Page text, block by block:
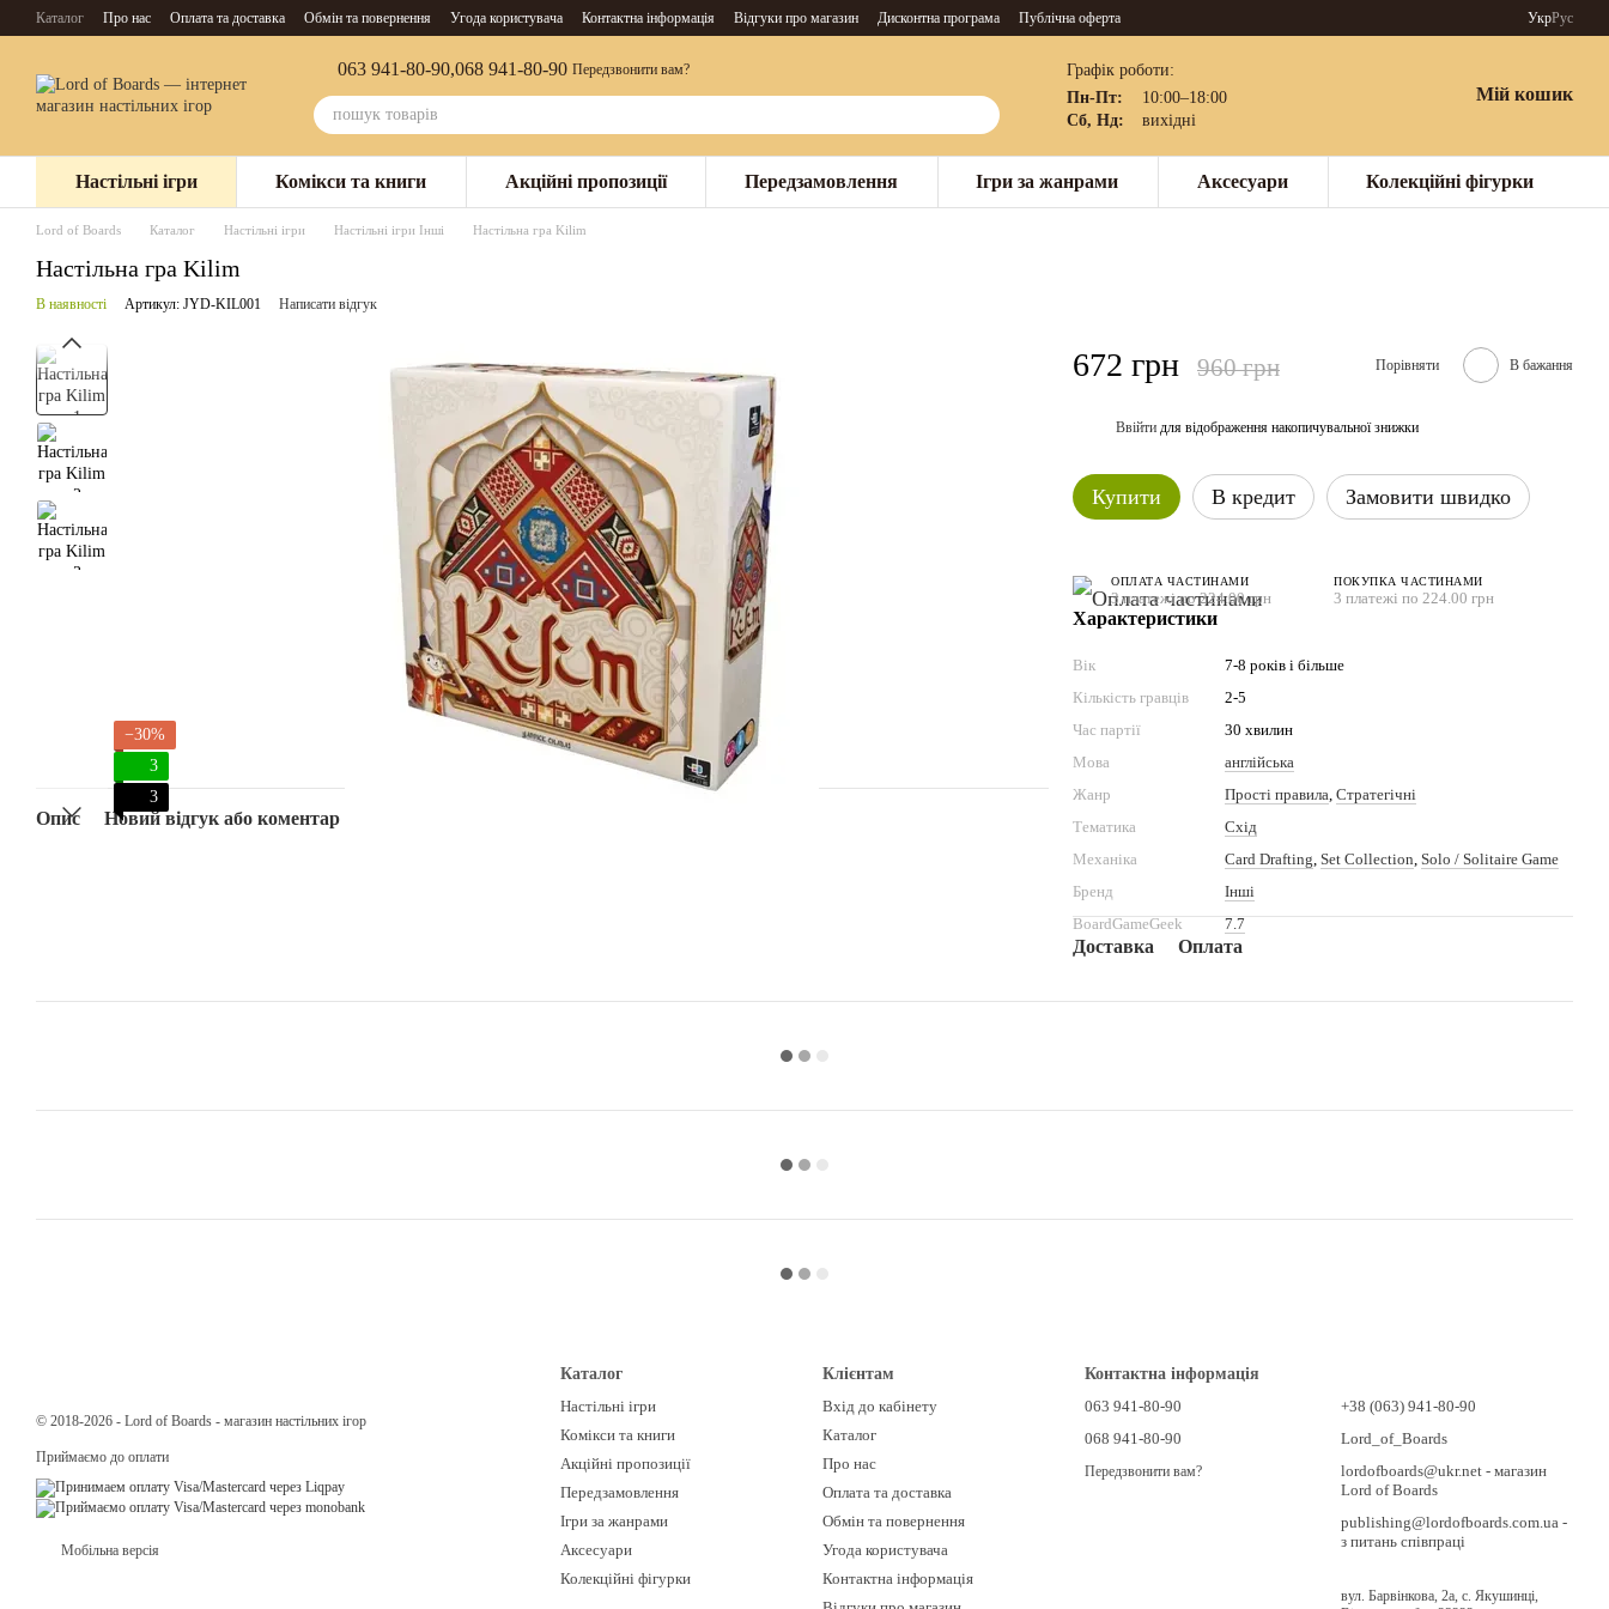
Перейти до основного контенту
Каталог Про нас Оплата та доставка Обмін та повернення Угода користувача Контактна інформація Відгуки про магазин Дисконтна програма Публічна оферта УкрРус
063 941-80-90,068 941-80-90 Передзвонити вам?
Графік роботи:
Пн-Пт:
10:00–18:00
Сб, Нд:
вихідні
Мій кошик
Настільні ігри Комікси та книги Акційні пропозиції Передзамовлення Ігри за жанрами Аксесуари Колекційні фігурки
Lord of Boards Каталог Настільні ігри Настільні ігри Інші Настільна гра Kilim
Настільна гра Kilim
В наявності Артикул: JYD-KIL001 Написати відгук
−30%
3
3
Опис Новий відгук або коментар
672 грн 960 грн Порівняти В бажання
Ввійти для відображення накопичувальної знижки
Купити В кредит Замовити швидко
ОПЛАТА ЧАСТИНАМИ
3 платежі по 224.00 грн
ПОКУПКА ЧАСТИНАМИ
3 платежі по 224.00 грн
Характеристики
Вік
7-8 років і більше
Кількість гравців
2-5
Час партії
30 хвилин
Мова
англійська
Жанр
Прості правила, Стратегічні
Тематика
Схід
Механіка
Card Drafting, Set Collection, Solo / Solitaire Game
Бренд
Інші
BoardGameGeek
7.7
Доставка Оплата
© 2018-2026 - Lord of Boards - магазин настільних ігор
Приймаємо до оплати
Мобільна версія
Каталог
Настільні ігри
Комікси та книги
Акційні пропозиції
Передзамовлення
Ігри за жанрами
Аксесуари
Колекційні фігурки
Клієнтам
Вхід до кабінету
Каталог
Про нас
Оплата та доставка
Обмін та повернення
Угода користувача
Контактна інформація
Контактна інформація
063 941-80-90
068 941-80-90
Передзвонити вам?
+38 (063) 941-80-90
Lord_of_Boards
lordofboards@ukr.net - магазин
Lord of Boards
publishing@lordofboards.com.ua -
з питань співпраці
вул. Барвінкова, 2а, с. Якушинці,